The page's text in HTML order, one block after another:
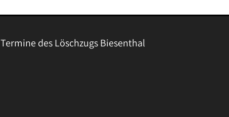
Termine des Löschzugs Biesenthal